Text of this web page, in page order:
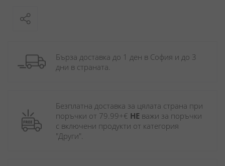
Бърза доставка до 1 ден в София и до 3
дни в страната.
Безплатна доставка за цялата страна при
поръчки от 79.99+€ НЕ важи за поръчки
с включени продукти от категория
"Други".